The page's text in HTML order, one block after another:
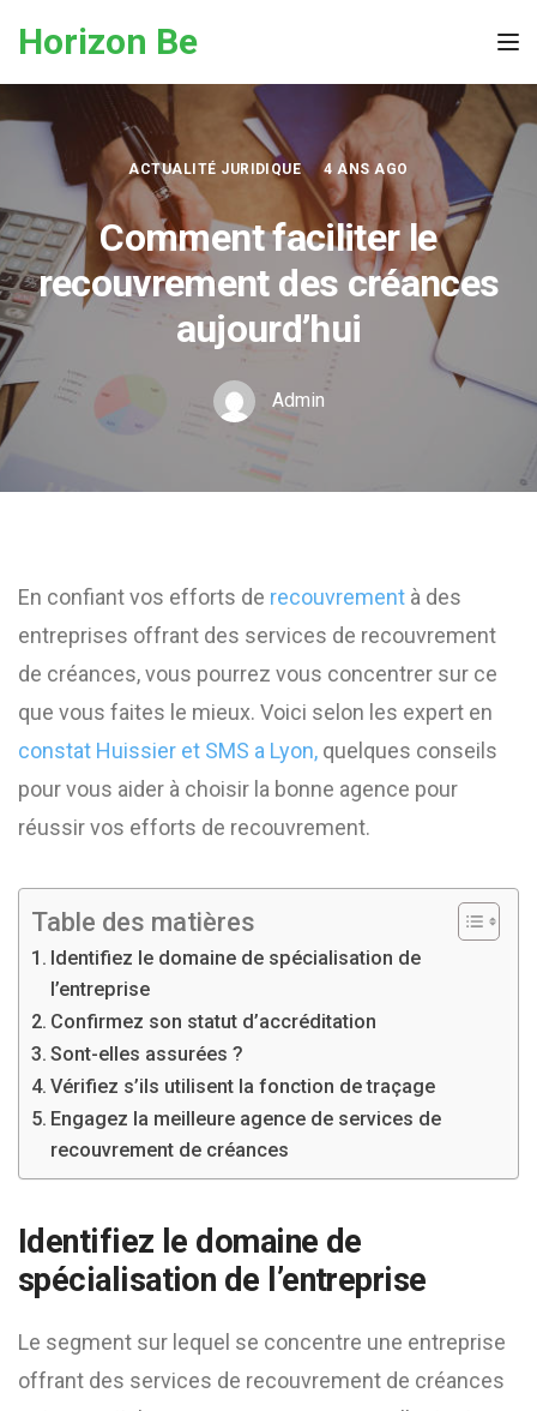
Horizon Be
ACTUALITÉ JURIDIQUE 4 ANS AGO
Comment faciliter le
recouvrement des créances
aujourd’hui
Admin
En confiant vos efforts de recouvrement à des
entreprises offrant des services de recouvrement
de créances, vous pourrez vous concentrer sur ce
que vous faites le mieux. Voici selon les expert en
constat Huissier et SMS a Lyon, quelques conseils
pour vous aider à choisir la bonne agence pour
réussir vos efforts de recouvrement.
Table des matières
Identifiez le domaine de spécialisation de
l’entreprise
Confirmez son statut d’accréditation
Sont-elles assurées ?
Vérifiez s’ils utilisent la fonction de traçage
Engagez la meilleure agence de services de
recouvrement de créances
Identifiez le domaine de
spécialisation de l’entreprise
Le segment sur lequel se concentre une entreprise
offrant des services de recouvrement de créances